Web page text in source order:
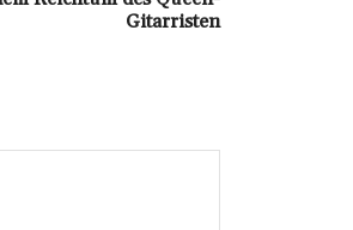
Gitarristen